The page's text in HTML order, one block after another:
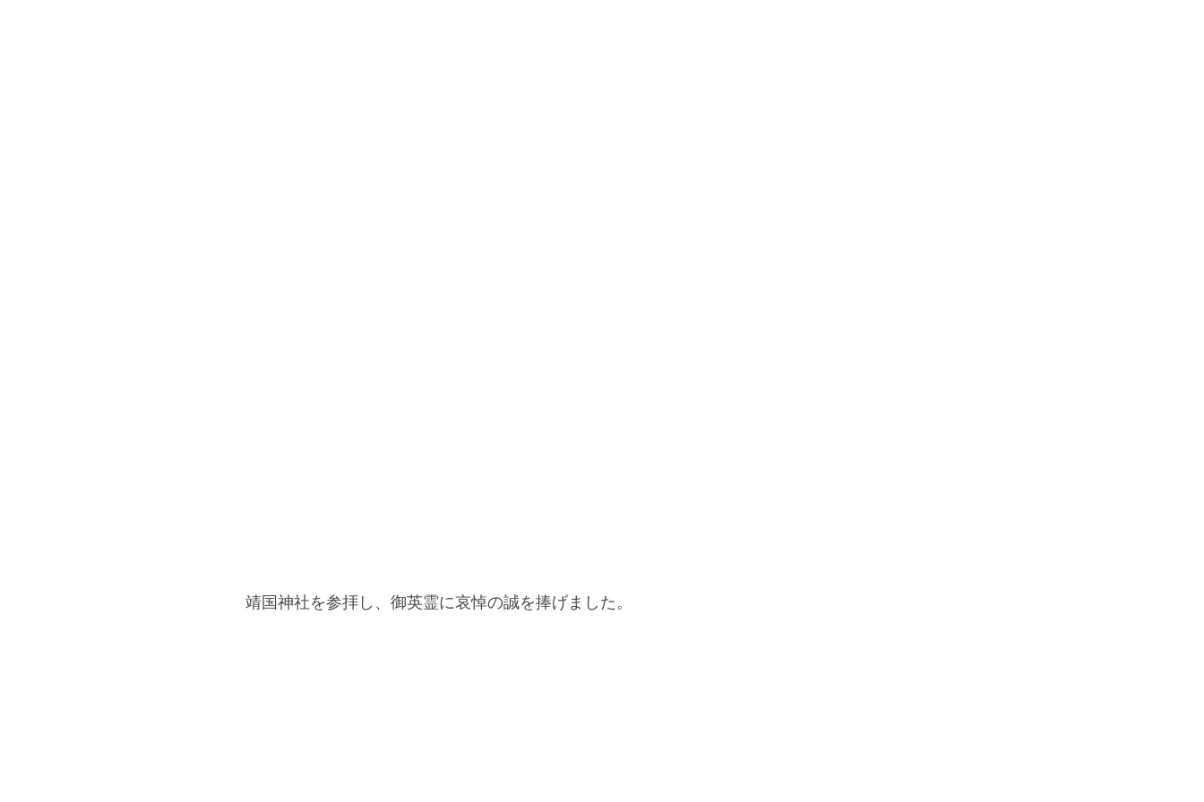
靖国神社を参拝し、御英霊に哀悼の誠を捧げました。